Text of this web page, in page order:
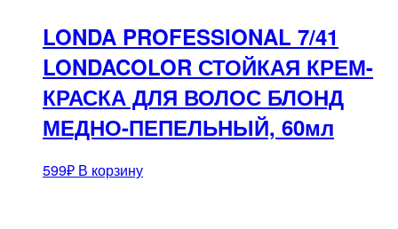
LONDA PROFESSIONAL 7/41
LONDACOLOR СТОЙКАЯ КРЕМ-
КРАСКА ДЛЯ ВОЛОС БЛОНД
МЕДНО-ПЕПЕЛЬНЫЙ, 60мл
599₽ В корзину